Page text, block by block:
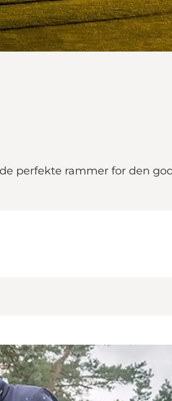
perfekte rammer for den